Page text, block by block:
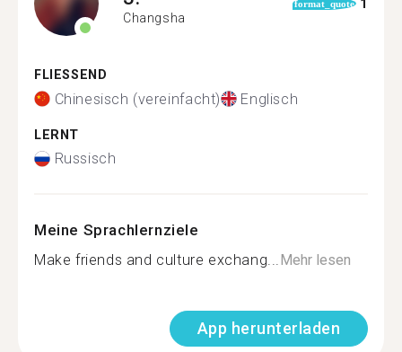
Changsha
format_quote 1
FLIESSEND
Chinesisch (vereinfacht) Englisch
LERNT
Russisch
Meine Sprachlernziele
Make friends and culture exchang...Mehr lesen
App herunterladen